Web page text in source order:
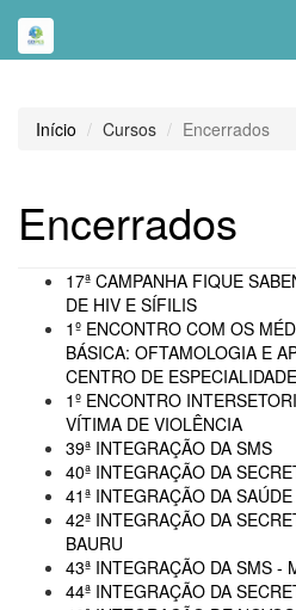
Início Cursos Encerrados
Encerrados
17ª CAMPANHA FIQUE
DE HIV E SÍFILIS
1º ENCONTRO COM OS
BÁSICA: OFTAMOLOGIA E
CENTRO DE
1º ENCONTRO
VÍTIMA DE VIOLÊNCIA
39ª INTEGRAÇÃO DA SMS
40ª INTEGRAÇÃO DA
41ª INTEGRAÇÃO DA SAÚDE
42ª INTEGRAÇÃO DA
BAURU
43ª INTEGRAÇÃO DA SMS -
44ª INTEGRAÇÃO DA